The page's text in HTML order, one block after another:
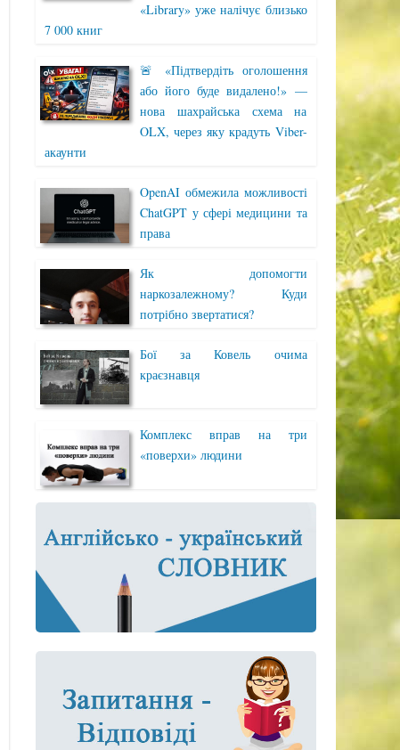
«Library» уже налічує близько
7 000 книг
🚨 «Підтвердіть оголошення
або його буде видалено!» —
нова шахрайська схема на
OLX, через яку крадуть Viber-
акаунти
OpenAI обмежила можливості
ChatGPT у сфері медицини та
права
Як допомогти
наркозалежному? Куди
потрібно звертатися?
Бої за Ковель очима
краєзнавця
Комплекс вправ на три
«поверхи» людини